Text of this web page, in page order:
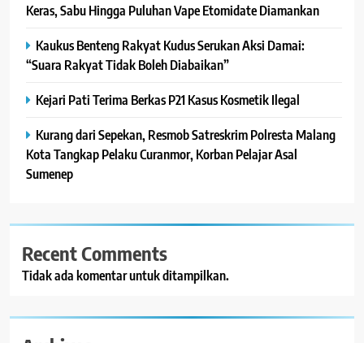
Keras, Sabu Hingga Puluhan Vape Etomidate Diamankan
Kaukus Benteng Rakyat Kudus Serukan Aksi Damai:
“Suara Rakyat Tidak Boleh Diabaikan”
Kejari Pati Terima Berkas P21 Kasus Kosmetik Ilegal
Kurang dari Sepekan, Resmob Satreskrim Polresta Malang
Kota Tangkap Pelaku Curanmor, Korban Pelajar Asal
Sumenep
Recent Comments
Tidak ada komentar untuk ditampilkan.